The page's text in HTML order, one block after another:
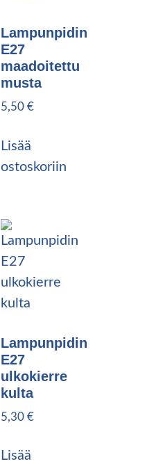
Lampunpidin
E27
maadoitettu
musta
5,50 €
Lisää
ostoskoriin
Lampunpidin
E27
ulkokierre
kulta
5,30 €
Lisää